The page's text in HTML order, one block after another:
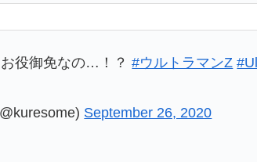
お役御免なの…！？#ウルトラマンZ
September 26, 2020